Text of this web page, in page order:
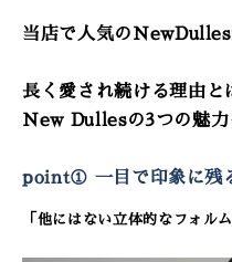
当店で人気のNewDulles
長く愛され続ける理由と
New Dullesの3つの魅力
point① 一目で印象に残
「他にはない立体的なフォルム